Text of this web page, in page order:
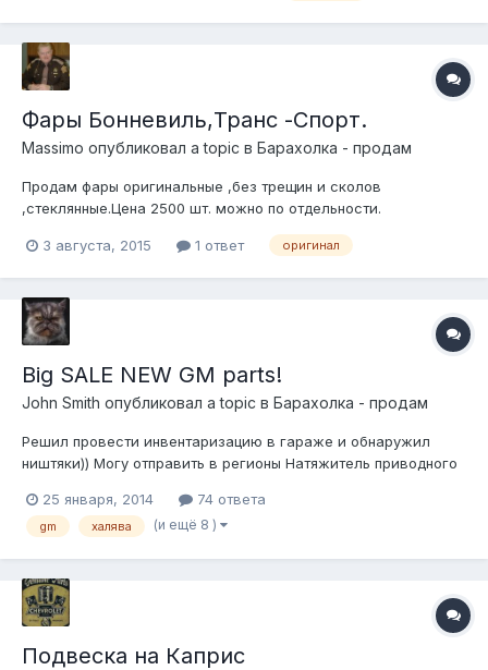
Фары Бонневиль,Транс -Спорт.
Massimo опубликовал a topic в Барахолка - продам
Продам фары оригинальные ,без трещин и сколов
,стеклянные.Цена 2500 шт. можно по отдельности.
3 августа, 2015 1 ответ оригинал
Big SALE NEW GM parts!
John Smith опубликовал a topic в Барахолка - продам
Решил провести инвентаризацию в гараже и обнаружил
ништяки)) Могу отправить в регионы Натяжитель приводного
комплект сальников, подшипников, шайб, обойм на большой
мост Каприза - по договоренности Стандартный редуктор
25 января, 2014 74 ответа
gm халява (и ещё 8 )
Подвеска на Каприс